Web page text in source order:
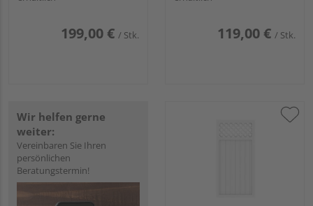
199,00 € / Stk. 119,00 € / Stk.
Wir helfen gerne
weiter:
Vereinbaren Sie Ihren
persönlichen
Beratungstermin!